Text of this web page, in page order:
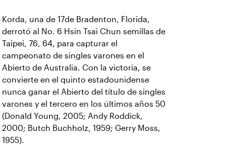
Korda, una de 17de Bradenton, Florida,
derrotó al No. 6 Hsin Tsai Chun semillas de
Taipei, 76, 64, para capturar el
campeonato de singles varones en el
Abierto de Australia. Con la victoria, se
convierte en el quinto estadounidense
nunca ganar el Abierto del título de singles
varones y el tercero en los últimos años 50
(Donald Young, 2005; Andy Roddick,
2000; Butch Buchholz, 1959; Gerry Moss,
1955).